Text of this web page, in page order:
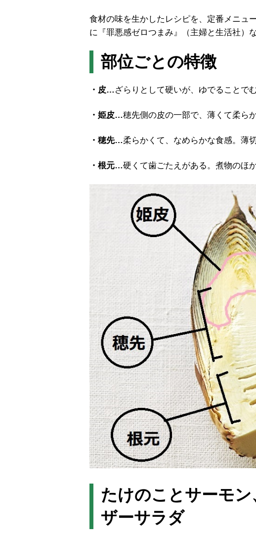
食材の味を生かしたレシピを、定番メニュ
に『罪悪感ゼロつまみ』（主婦と生活社）な
部位ごとの特徴
・皮… ざらりとして硬いが、ゆでることで
・姫皮…穂先側の皮の一部で、薄くて柔ら
・穂先…柔らかくて、なめらかな食感。薄
・根元…硬くて歯ごたえがある。煮物のほ
たけのことサーモ
ザーサラダ